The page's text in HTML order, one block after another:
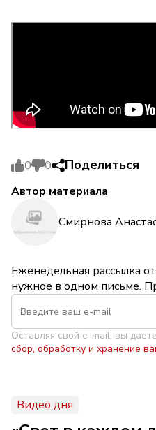
0 0 Поделиться
Автор материала
Смирнова
Еженедельная рассылка
нужное в одном письме.
Оставляя свой e-mail, вы
сбор, обработку и хранение
Видео дня